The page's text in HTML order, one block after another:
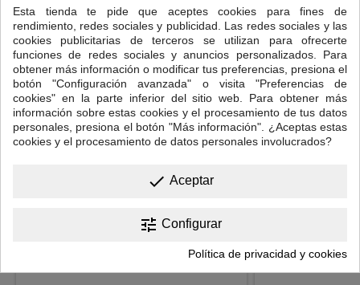
12 OTROS PRODUCTOS EN LA MISMA CATEGORÍA:
>
<
Esta tienda te pide que aceptes cookies para fines de
rendimiento, redes sociales y publicidad. Las redes sociales y las
cookies publicitarias de terceros se utilizan para ofrecerte
funciones de redes sociales y anuncios personalizados. Para
obtener más información o modificar tus preferencias, presiona el
botón "Configuración avanzada" o visita "Preferencias de
cookies" en la parte inferior del sitio web. Para obtener más
información sobre estas cookies y el procesamiento de tus datos
personales, presiona el botón "Más información". ¿Aceptas estas
cookies y el procesamiento de datos personales involucrados?
done Aceptar
tune Configurar
Política de privacidad y cookies